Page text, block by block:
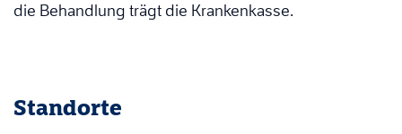
die Behandlung trägt die Krankenkasse.
Standorte